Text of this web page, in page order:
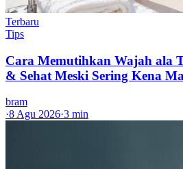
Terbaru
Tips
Cara Memutihkan Wajah ala
& Sehat Meski Sering Kena
bram
·8 Agu 2026·3 min